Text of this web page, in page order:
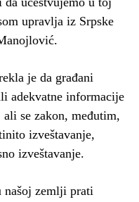
upravlja iz Srpske
je da građani
adekvatne informacije
se zakon, međutim,
izveštavanje,
izveštavanje.
našoj zemlji prati